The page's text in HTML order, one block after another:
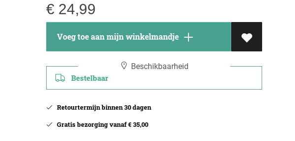
€ 24,99
Voeg toe aan mijn winkelmandje
Beschikbaarheid
Bestelbaar
Retourtermijn binnen 30 dagen
Gratis bezorging vanaf € 35,00